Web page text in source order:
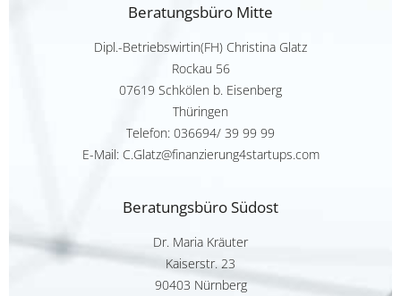
Beratungsbüro Mitte
Dipl.-Betriebswirtin(FH) Christina Glatz
Rockau 56
07619 Schkölen b. Eisenberg
Thüringen
Telefon: 036694/ 39 99 99
E-Mail: C.Glatz@finanzierung4startups.com
Beratungsbüro Südost
Dr. Maria Kräuter
Kaiserstr. 23
90403 Nürnberg